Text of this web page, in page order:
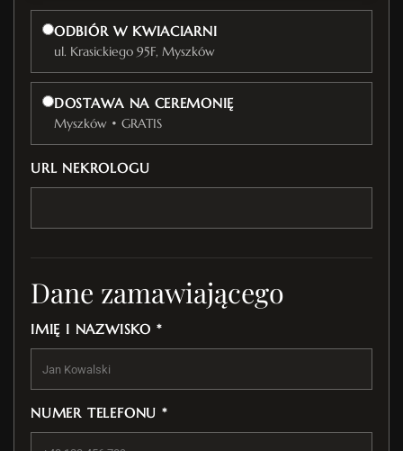
ODBIÓR W KWIACIARNI
ul. Krasickiego 95F, Myszków
DOSTAWA NA CEREMONIĘ
Myszków • GRATIS
URL NEKROLOGU
Dane zamawiającego
IMIĘ I NAZWISKO *
NUMER TELEFONU *